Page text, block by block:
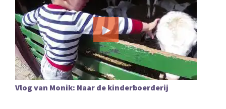
Vlog van Monik: Naar de kinderboerderij